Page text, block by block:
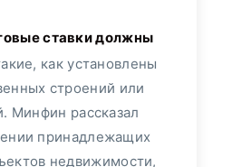
как установлены
строений или
Минфин рассказал
принадлежащих
недвижимости,